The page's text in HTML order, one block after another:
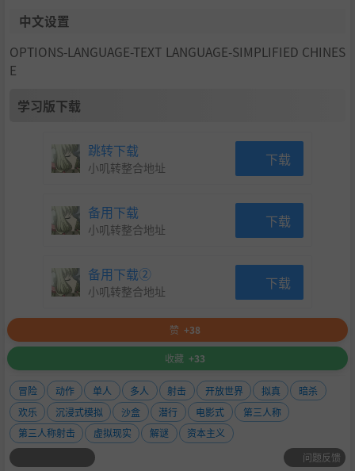
中文设置
OPTIONS-LANGUAGE-TEXT LANGUAGE-SIMPLIFIED CHINES
E
学习版下载
跳转下载
小叽转整合地址 下载
备用下载
小叽转整合地址 下载
备用下载②
小叽转整合地址 下载
赞 +38
收藏 +33
冒险 动作 单人 多人 射击 开放世界 拟真
暗杀
欢乐
沉浸式模拟 沙盒 潜行 电影式
第三人称
第三人称射击
虚拟现实 解谜
资本主义
问题反馈